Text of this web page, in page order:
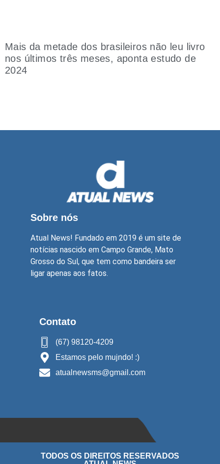
Mais da metade dos brasileiros não leu livro
nos últimos três meses, aponta estudo de
2024
Sobre nós
Atual News! Fundado em 2019 é um site de
notícias nascido em Campo Grande, Mato
Grosso do Sul, que tem como bandeira ser
ligar apenas aos fatos.
Contato
(67) 98120-4209
Estamos pelo mujndo! :)
atualnewsms@gmail.com
TODOS OS DIREITOS RESERVADOS